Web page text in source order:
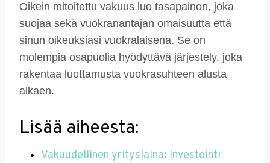
Oikein mitoitettu vakuus luo tasapainon, joka
suojaa sekä vuokranantajan omaisuutta että
sinun oikeuksiasi vuokralaisena. Se on
molempia osapuolia hyödyttävä järjestely, joka
rakentaa luottamusta vuokrasuhteen alusta
alkaen.
Lisää aiheesta:
Vakuudellinen yrityslaina: Investointi